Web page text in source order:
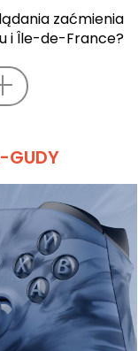
zaćmienia
i Île-de-France?
GUDY